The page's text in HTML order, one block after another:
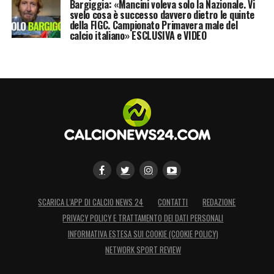
finale sul suo, ennesimo, ritorno al Milan,
sotto una nuova veste:«Tornare qui è una
LA PLAYLIST DELLE NOSTRE TOP NEWS
Bargiggia: «Mancini voleva solo la Nazionale. Vi
svelo cosa è successo davvero dietro le quinte
della FIGC. Campionato Primavera male del
calcio italiano» ESCLUSIVA e VIDEO
SCARICA L’APP DI CALCIO NEWS 24 CONTATTI
REDAZIONE
PRIVACY POLICY E TRATTAMENTO DEI DATI PERSONALI
INFORMATIVA ESTESA SUI COOKIE (COOKIE POLICY)
NETWORK SPORT REVIEW